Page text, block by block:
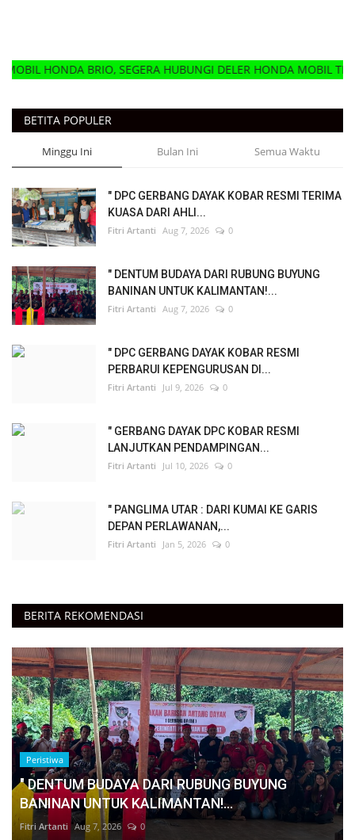
SEGERA HUBUNGI DELER HONDA MOBIL TERDEKAT
BETITA POPULER
Minggu Ini Bulan Ini Semua Waktu
" DPC GERBANG DAYAK KOBAR RESMI TERIMA
KUASA DARI AHLI...
Fitri Artanti Aug 7, 2026 0
" DENTUM BUDAYA DARI RUBUNG BUYUNG
BANINAN UNTUK KALIMANTAN!...
Fitri Artanti Aug 7, 2026 0
" DPC GERBANG DAYAK KOBAR RESMI
PERBARUI KEPENGURUSAN DI...
Fitri Artanti Jul 9, 2026 0
" GERBANG DAYAK DPC KOBAR RESMI
LANJUTKAN PENDAMPINGAN...
Fitri Artanti Jul 10, 2026 0
" PANGLIMA UTAR : DARI KUMAI KE GARIS
DEPAN PERLAWANAN,...
Fitri Artanti Jan 5, 2026 0
BERITA REKOMENDASI
Peristiwa
" DENTUM BUDAYA DARI RUBUNG BUYUNG
BANINAN UNTUK KALIMANTAN!...
Fitri Artanti Aug 7, 2026 0